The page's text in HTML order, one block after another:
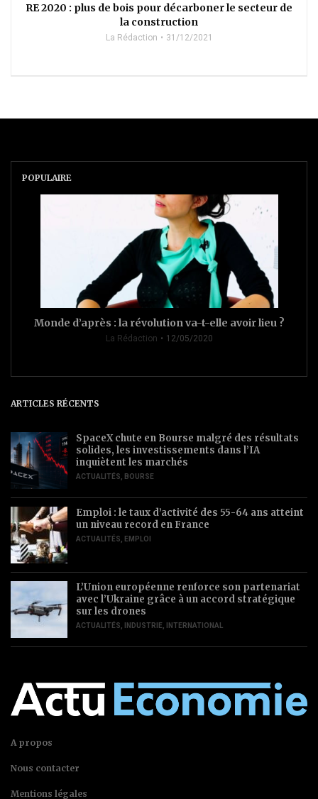
RE 2020 : plus de bois pour décarboner le secteur de
la construction
La Rédaction 31/12/2021
POPULAIRE
Monde d’après : la révolution va-t-elle avoir lieu ?
La Rédaction 12/05/2020
ARTICLES RÉCENTS
SpaceX chute en Bourse malgré des résultats
solides, les investissements dans l’IA
inquiètent les marchés
ACTUALITÉS BOURSE
Emploi : le taux d’activité des 55-64 ans atteint
un niveau record en France
ACTUALITÉS EMPLOI
L’Union européenne renforce son partenariat
avec l’Ukraine grâce à un accord stratégique
sur les drones
ACTUALITÉS INDUSTRIE INTERNATIONAL
A propos
Nous contacter
Mentions légales